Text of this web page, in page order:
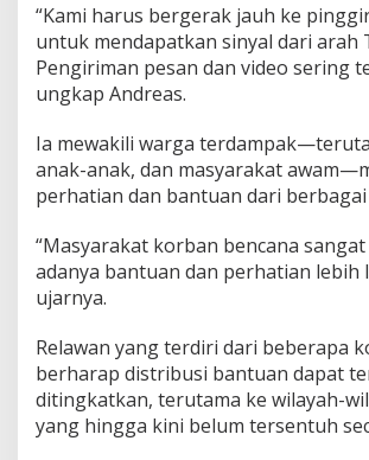
“Kami harus bergerak jauh ke
untuk mendapatkan sinyal dari arah
Pengiriman pesan dan video sering
ungkap Andreas.
Ia mewakili warga
anak-anak, dan masyarakat
perhatian dan bantuan dari
“Masyarakat korban bencana
adanya bantuan dan perhatian lebih
ujarnya.
Relawan yang terdiri dari beberapa
berharap distribusi bantuan dapat
ditingkatkan, terutama ke wilayah-
yang hingga kini belum tersentuh